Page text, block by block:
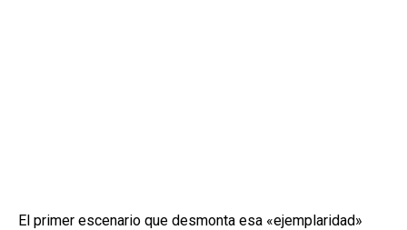
El primer escenario que desmonta esa «ejemplaridad»